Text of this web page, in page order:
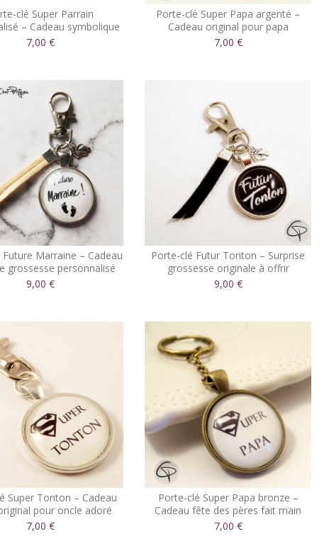
clé Super Parrain
– Cadeau symbolique
pour parrain
7,00 €
Porte-clé Super Papa argenté –
Cadeau original pour papa
7,00 €
Marraine – Cadeau
grossesse personnalisé
9,00 €
Porte-clé Futur Tonton – Surprise
grossesse originale à offrir
9,00 €
Super Tonton – Cadeau
pour oncle adoré
7,00 €
Porte-clé Super Papa bronze –
Cadeau fête des pères fait main
7,00 €